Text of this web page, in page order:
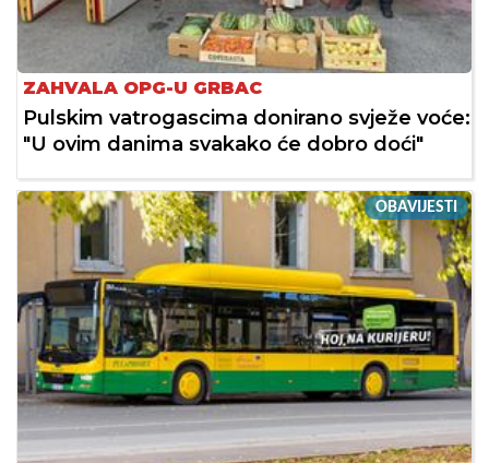
ZAHVALA OPG-U GRBAC
Pulskim vatrogascima donirano svježe voće:
"U ovim danima svakako će dobro doći"
OBAVIJESTI